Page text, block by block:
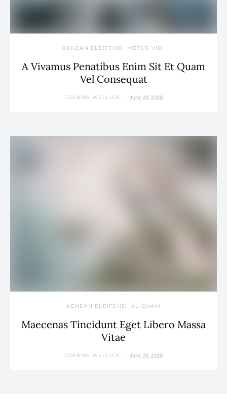
AENEAN ELEIFEND METUS VIDI
A Vivamus Penatibus Enim Sit Et Quam
Vel Consequat
JOANNA WELLICK June 28, 2018
AENEAN ELEIFEND ALIQUAM
Maecenas Tincidunt Eget Libero Massa
Vitae
JOANNA WELLICK June 28, 2018